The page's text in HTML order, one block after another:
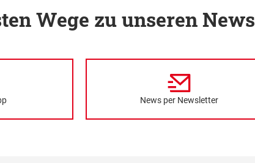
Wege zu unseren News
News per Newsletter